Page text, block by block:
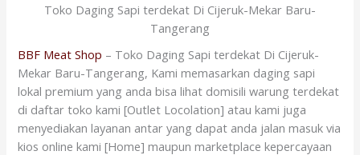
Toko Daging Sapi terdekat Di Cijeruk-Mekar Baru-
Tangerang
BBF Meat Shop – Toko Daging Sapi terdekat Di Cijeruk-
Mekar Baru-Tangerang, Kami memasarkan daging sapi
lokal premium yang anda bisa lihat domisili warung terdekat
di daftar toko kami [Outlet Locolation] atau kami juga
menyediakan layanan antar yang dapat anda jalan masuk via
kios online kami [Home] maupun marketplace kepercayaan